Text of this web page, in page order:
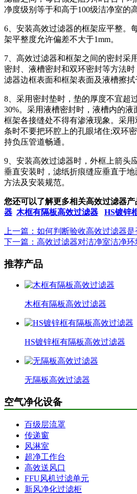
净度级别等于和高于100级洁净室的
6、安装高效过滤器的框架应平整。
架平整度允许偏差不大于1mm。
7、高效过滤器和框架之间的密封采
密封、液槽密封和双环密封等方法
滤器边框表面和框架表面及液槽擦拭
8、采用密封垫时，垫的厚度不宜超
30%。采用液槽密封时，液槽内的液
框架各接缝处不得有渗液现象。采
条时不要把环腔上的孔眼堵住;双环
持负压管道畅通。
9、安装高效过滤器时，外框上箭头
垂直安装时，滤纸折痕缝应垂直于
方法及安装规范。
您还可以了解更多相关高效过滤器产
器 木框有隔板高效过滤器 HS镀锌
上一篇：如何判断验收高效过滤器是
下一篇：高效过滤器对洁净室洁净环
推荐产品
木框有隔板高效过滤器
HS镀锌框有隔板高效过滤器
无隔板高效过滤器
空气净化设备
百级层流罩
传递窗
风淋室
超净工作台
高效送风口
FFU风机过滤单元
新风净化过滤柜